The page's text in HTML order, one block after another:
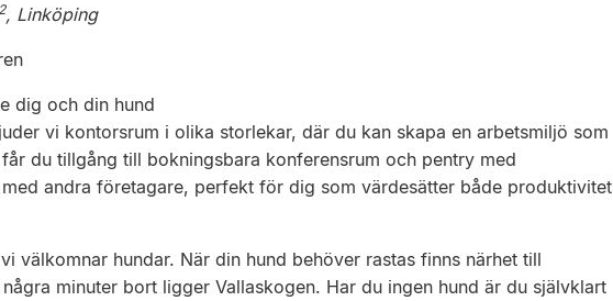
, Linköping
dig och din hund
vi kontorsrum i olika storlekar, där du kan skapa en arbetsmiljö som
du tillgång till bokningsbara konferensrum och pentry med
andra företagare, perfekt för dig som värdesätter både produktivitet
välkomnar hundar. När din hund behöver rastas finns närhet till
minuter bort ligger Vallaskogen. Har du ingen hund är du självklart